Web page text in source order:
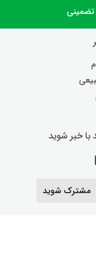
تضمینی
با خبر شوید
مشترک شوید